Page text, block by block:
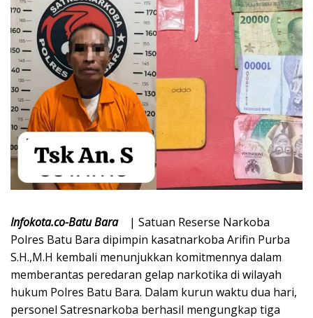
Infokota.co-Batu Bara
| Satuan Reserse Narkoba
Polres Batu Bara dipimpin kasatnarkoba Arifin Purba
S.H.,M.H kembali menunjukkan komitmennya dalam
memberantas peredaran gelap narkotika di wilayah
hukum Polres Batu Bara. Dalam kurun waktu dua hari,
personel Satresnarkoba berhasil mengungkap tiga